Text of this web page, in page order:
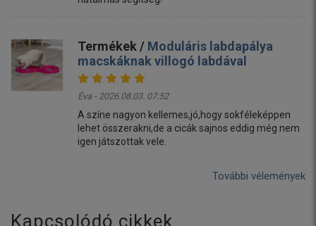
Termékek / Moduláris labdapálya
macskáknak villogó labdával
Éva - 2026.08.03. 07:52
A színe nagyon kellemes,jó,hogy sokféleképpen
lehet összerakni,de a cicák sajnos eddig még nem
igen játszottak vele.
További vélemények
Kapcsolódó cikkek